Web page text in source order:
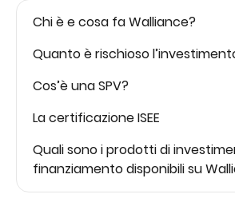
Chi è e cosa fa Walliance?
Quanto è rischioso
Cos’è una SPV?
La certificazione ISEE
Quali sono i prodotti di
finanziamento disponibili su